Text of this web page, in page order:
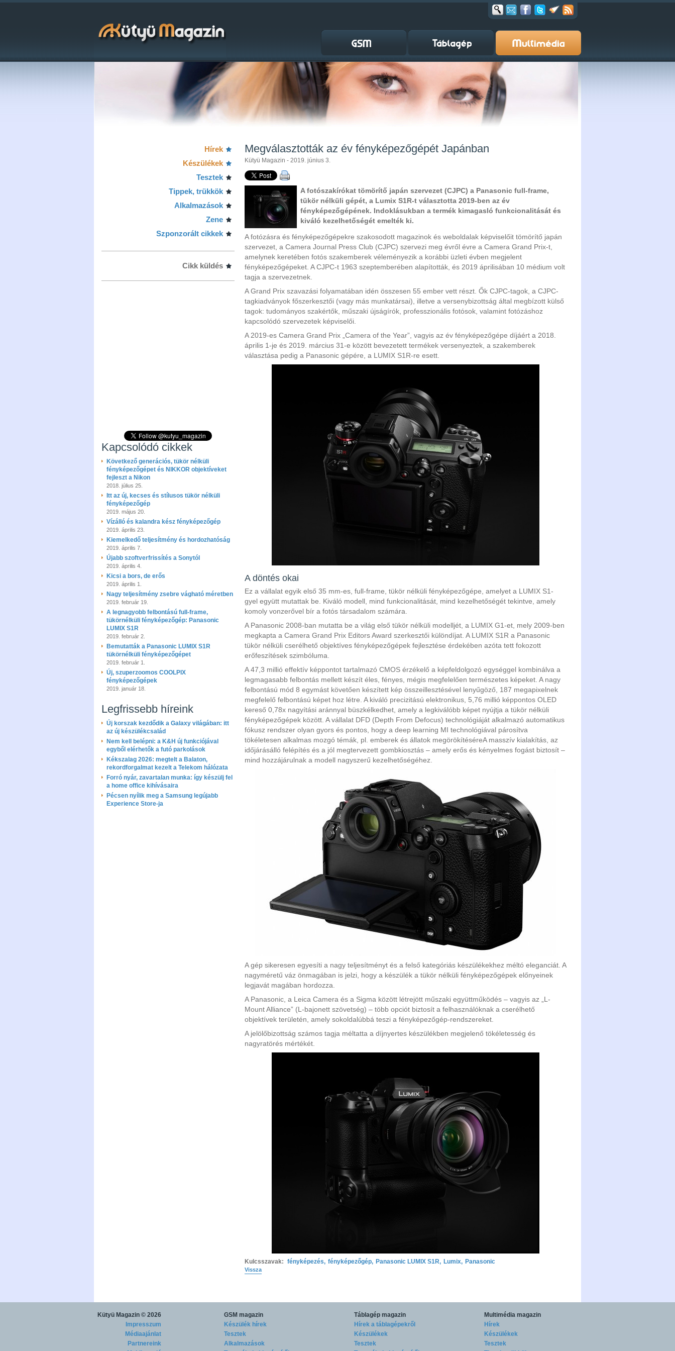
Hírek
Készülékek
Tesztek
Tippek, trükkök
Alkalmazások
Zene
Szponzorált cikkek
Cikk küldés
Kapcsolódó cikkek
Következő generációs, tükör nélküli
fényképezőgépet és NIKKOR objektíveket
fejleszt a Nikon
2018. július 25.
Itt az új, kecses és stílusos tükör nélküli
fényképezőgép
2019. május 20.
Vízálló és kalandra kész fényképezőgép
2019. április 23.
Kiemelkedő teljesítmény és hordozhatóság
2019. április 7.
Újabb szoftverfrissítés a Sonytól
2019. április 4.
Kicsi a bors, de erős
2019. április 1.
Nagy teljesítmény zsebre vágható méretben
2019. február 19.
A legnagyobb felbontású full-frame,
tükörnélküli fényképezőgép: Panasonic
LUMIX S1R
2019. február 2.
Bemutatták a Panasonic LUMIX S1R
tükörnélküli fényképezőgépet
2019. február 1.
Új, szuperzoomos COOLPIX
fényképezőgépek
2019. január 18.
Legfrissebb híreink
Új korszak kezdődik a Galaxy világában: itt
az új készülékcsalád
Nem kell belépni: a K&H új funkciójával
egyből elérhetők a futó parkolások
Kékszalag 2026: megtelt a Balaton,
rekordforgalmat kezelt a Telekom hálózata
Forró nyár, zavartalan munka: így készülj fel
a home office kihívásaira
Pécsen nyílik meg a Samsung legújabb
Experience Store-ja
Megválasztották az év fényképezőgépét Japánban
Kütyü Magazin - 2019. június 3.
A fotószakírókat tömörítő japán szervezet (CJPC) a Panasonic full-frame,
tükör nélküli gépét, a Lumix S1R-t választotta 2019-ben az év
fényképezőgépének. Indoklásukban a termék kimagasló funkcionalitását és
kiváló kezelhetőségét emelték ki.
A fotózásra és fényképezőgépekre szakosodott magazinok és weboldalak képviselőit tömörítő japán
szervezet, a Camera Journal Press Club (CJPC) szervezi meg évről évre a Camera Grand Prix-t,
amelynek keretében fotós szakemberek véleményezik a korábbi üzleti évben megjelent
fényképezőgépeket. A CJPC-t 1963 szeptemberében alapították, és 2019 áprilisában 10 médium volt
tagja a szervezetnek.
A Grand Prix szavazási folyamatában idén összesen 55 ember vett részt. Ők CJPC-tagok, a CJPC-
tagkiadványok főszerkesztői (vagy más munkatársai), illetve a versenybizottság által megbízott külső
tagok: tudományos szakértők, műszaki újságírók, professzionális fotósok, valamint fotózáshoz
kapcsolódó szervezetek képviselői.
A 2019-es Camera Grand Prix „Camera of the Year”, vagyis az év fényképezőgépe díjáért a 2018.
április 1-je és 2019. március 31-e között bevezetett termékek versenyeztek, a szakemberek
választása pedig a Panasonic gépére, a LUMIX S1R-re esett.
A döntés okai
Ez a vállalat egyik első 35 mm-es, full-frame, tükör nélküli fényképezőgépe, amelyet a LUMIX S1-
gyel együtt mutattak be. Kiváló modell, mind funkcionalitását, mind kezelhetőségét tekintve, amely
komoly vonzerővel bír a fotós társadalom számára.
A Panasonic 2008-ban mutatta be a világ első tükör nélküli modelljét, a LUMIX G1-et, mely 2009-ben
megkapta a Camera Grand Prix Editors Award szerkesztői különdíjat. A LUMIX S1R a Panasonic
tükör nélküli cserélhető objektíves fényképezőgépek fejlesztése érdekében azóta tett fokozott
erőfeszítések szimbóluma.
A 47,3 millió effektív képpontot tartalmazó CMOS érzékelő a képfeldolgozó egységgel kombinálva a
legmagasabb felbontás mellett készít éles, fényes, mégis megfelelően természetes képeket. A nagy
felbontású mód 8 egymást követően készített kép összeillesztésével lenyűgöző, 187 megapixelnek
megfelelő felbontású képet hoz létre. A kiváló precizitású elektronikus, 5,76 millió képpontos OLED
kereső 0,78x nagyítási aránnyal büszkélkedhet, amely a legkiválóbb képet nyújtja a tükör nélküli
fényképezőgépek között. A vállalat DFD (Depth From Defocus) technológiáját alkalmazó automatikus
fókusz rendszer olyan gyors és pontos, hogy a deep learning MI technológiával párosítva
tökéletesen alkalmas mozgó témák, pl. emberek és állatok megörökítéséreA masszív kialakítás, az
időjárásálló felépítés és a jól megtervezett gombkiosztás – amely erős és kényelmes fogást biztosít –
mind hozzájárulnak a modell nagyszerű kezelhetőségéhez.
A gép sikeresen egyesíti a nagy teljesítményt és a felső kategóriás készülékekhez méltó eleganciát. A
nagyméretű váz önmagában is jelzi, hogy a készülék a tükör nélküli fényképezőgépek előnyeinek
legjavát magában hordozza.
A Panasonic, a Leica Camera és a Sigma között létrejött műszaki együttműködés – vagyis az „L-
Mount Alliance” (L-bajonett szövetség) – több opciót biztosít a felhasználóknak a cserélhető
objektívek területén, amely sokoldalúbbá teszi a fényképezőgép-rendszereket.
A jelölőbizottság számos tagja méltatta a díjnyertes készülékben megjelenő tökéletesség és
nagyratörés mértékét.
Kulcsszavak: fényképezés, fényképezőgép, Panasonic LUMIX S1R, Lumix, Panasonic
Vissza
Kütyü Magazin © 2026
Impresszum
Médiaajánlat
Partnereink
GSM magazin
Készülék hírek
Tesztek
Alkalmazások
Táblagép magazin
Hírek a táblagépekről
Készülékek
Tesztek
Multimédia magazin
Hírek
Készülékek
Tesztek